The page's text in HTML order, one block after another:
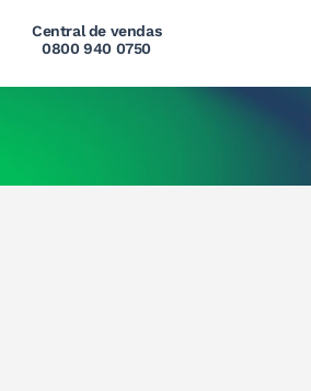
Central de vendas
0800 940 0750